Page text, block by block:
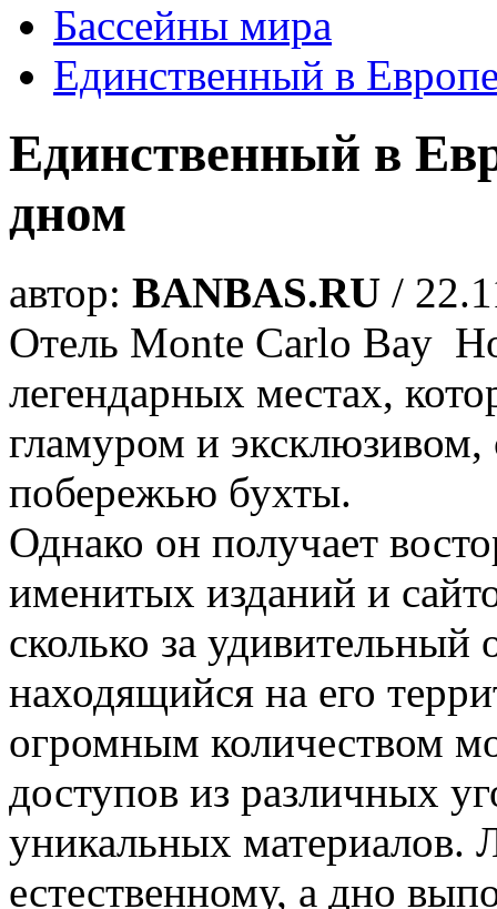
Бассейны мира
Единственный в
Единственный в
дном
автор: BANBAS.RU /
Отель Monte Carlo Bay
легендарных местах,
гламуром и
побережью бухты.
Однако он получает
именитых изданий и
сколько за удивительный
находящийся на его
огромным количеством
доступов из различных
уникальных
естественному, а дно